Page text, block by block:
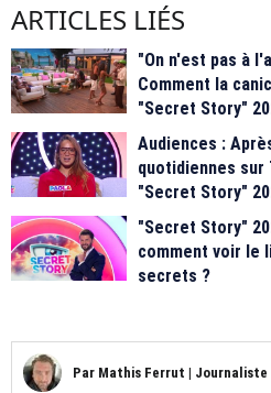
ARTICLES LIÉS
"On n'est pas à
Comment la
"Secret Story"
Audiences :
quotidiennes sur
"Secret Story"
"Secret Story"
comment voir le
secrets ?
Par Mathis Ferrut | Journaliste